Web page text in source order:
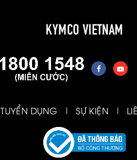
KYMCO VIETNAM
TUYỂN DỤNG SỰ KIỆN